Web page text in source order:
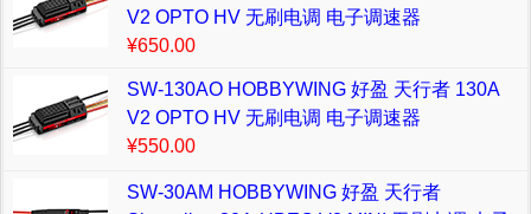
V2 OPTO HV 无刷电调 电子调速器
¥650.00
SW-130AO HOBBYWING 好盈 天行者 130A
V2 OPTO HV 无刷电调 电子调速器
¥550.00
SW-30AM HOBBYWING 好盈 天行者